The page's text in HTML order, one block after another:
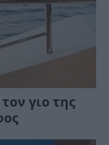
γιο της